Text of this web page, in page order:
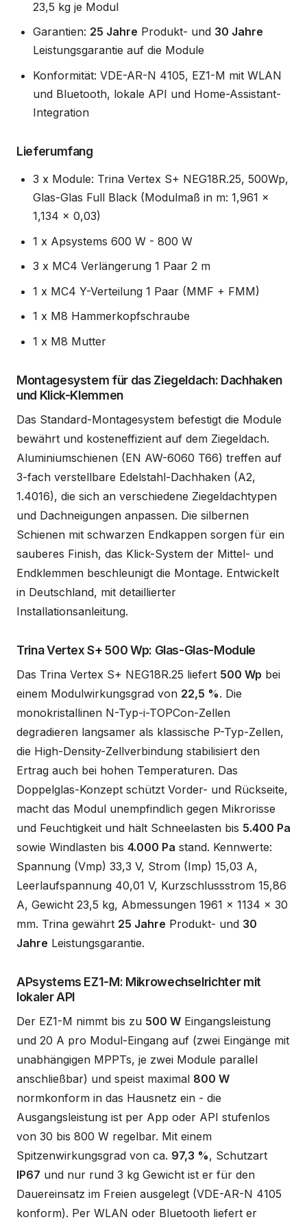
23,5 kg je Modul
Garantien: 25 Jahre Produkt- und 30 Jahre
Leistungsgarantie auf die Module
Konformität: VDE-AR-N 4105, EZ1-M mit WLAN
und Bluetooth, lokale API und Home-Assistant-
Integration
Lieferumfang
3 x Module: Trina Vertex S+ NEG18R.25, 500Wp,
Glas-Glas Full Black (Modulmaß in m: 1,961 x
1,134 x 0,03)
1 x Apsystems 600 W - 800 W
3 x MC4 Verlängerung 1 Paar 2 m
1 x MC4 Y-Verteilung 1 Paar (MMF + FMM)
1 x M8 Hammerkopfschraube
1 x M8 Mutter
Montagesystem für das Ziegeldach: Dachhaken
und Klick-Klemmen
Das Standard-Montagesystem befestigt die Module
bewährt und kosteneffizient auf dem Ziegeldach.
Aluminiumschienen (EN AW-6060 T66) treffen auf
3-fach verstellbare Edelstahl-Dachhaken (A2,
1.4016), die sich an verschiedene Ziegeldachtypen
und Dachneigungen anpassen. Die silbernen
Schienen mit schwarzen Endkappen sorgen für ein
sauberes Finish, das Klick-System der Mittel- und
Endklemmen beschleunigt die Montage. Entwickelt
in Deutschland, mit detaillierter
Installationsanleitung.
Trina Vertex S+ 500 Wp: Glas-Glas-Module
Das Trina Vertex S+ NEG18R.25 liefert 500 Wp bei
einem Modulwirkungsgrad von 22,5 %. Die
monokristallinen N-Typ-i-TOPCon-Zellen
degradieren langsamer als klassische P-Typ-Zellen,
die High-Density-Zellverbindung stabilisiert den
Ertrag auch bei hohen Temperaturen. Das
Doppelglas-Konzept schützt Vorder- und Rückseite,
macht das Modul unempfindlich gegen Mikrorisse
und Feuchtigkeit und hält Schneelasten bis 5.400 Pa
sowie Windlasten bis 4.000 Pa stand. Kennwerte:
Spannung (Vmp) 33,3 V, Strom (Imp) 15,03 A,
Leerlaufspannung 40,01 V, Kurzschlussstrom 15,86
A, Gewicht 23,5 kg, Abmessungen 1961 x 1134 x 30
mm. Trina gewährt 25 Jahre Produkt- und 30
Jahre Leistungsgarantie.
APsystems EZ1-M: Mikrowechselrichter mit
lokaler API
Der EZ1-M nimmt bis zu 500 W Eingangsleistung
und 20 A pro Modul-Eingang auf (zwei Eingänge mit
unabhängigen MPPTs, je zwei Module parallel
anschließbar) und speist maximal 800 W
normkonform in das Hausnetz ein - die
Ausgangsleistung ist per App oder API stufenlos
von 30 bis 800 W regelbar. Mit einem
Spitzenwirkungsgrad von ca. 97,3 %, Schutzart
IP67 und nur rund 3 kg Gewicht ist er für den
Dauereinsatz im Freien ausgelegt (VDE-AR-N 4105
konform). Per WLAN oder Bluetooth liefert er